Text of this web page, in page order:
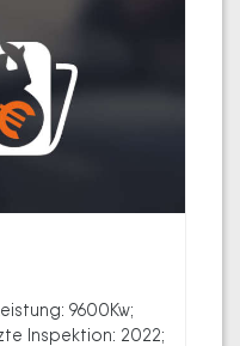
9600Kw;
Inspektion: 2022;